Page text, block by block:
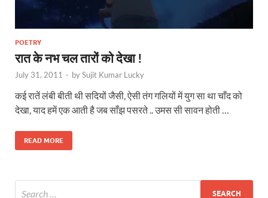
POETRY
रात के नभ चल तारों को देखा !
July 31, 2011 - bySujit Kumar Lucky
कई रातें लंबी बीती थी सदियों जैसी, ऐसी तंग गलियों में युग सा था चाँद को
देखा, याद हमें एक आती है जब साँझ पसरते .. उमस सी सावन होती …
READ MORE